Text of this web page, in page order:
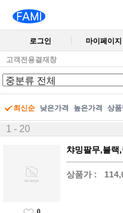
로그인 마이페이지
고객전용결재창
최신순 낮은가격 높은가격 상품
1 - 20
챠밍팔무,블랙
상품가 :